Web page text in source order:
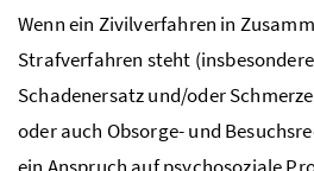
Wenn ein Zivilverfahren in
Strafverfahren steht
Schadenersatz und/oder
oder auch Obsorge- und
ein Anspruch auf psychosoziale